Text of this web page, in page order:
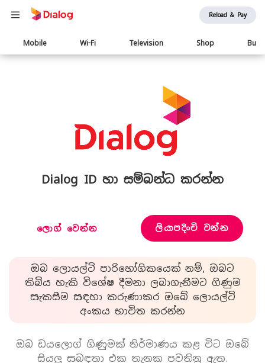
Reload & Pay
Main
navigation
Mobile Wi-Fi Television Shop
Dialog ID හා සම්බන්ධ කරන්න
ලොග් වෙන්න ලියාපදිංචි වන්න
ඔබ ලොයල්ටි පාරිභෝගිකයෙක් නම්, ඔබට
තිබිය හැකි විශේෂ දීමනා ලබාගැනීමට ගිණුම
සැකසීම සඳහා කරුණාකර ඔබේ ලොයල්ටි
අංකය භාවිත කරන්න
ඔබ ඩයලොග් ගිණුමක් නිර්මාණය කළ විට ඔබේ
සියලු සබඳතා එක තැනක පවතිනු ඇත.